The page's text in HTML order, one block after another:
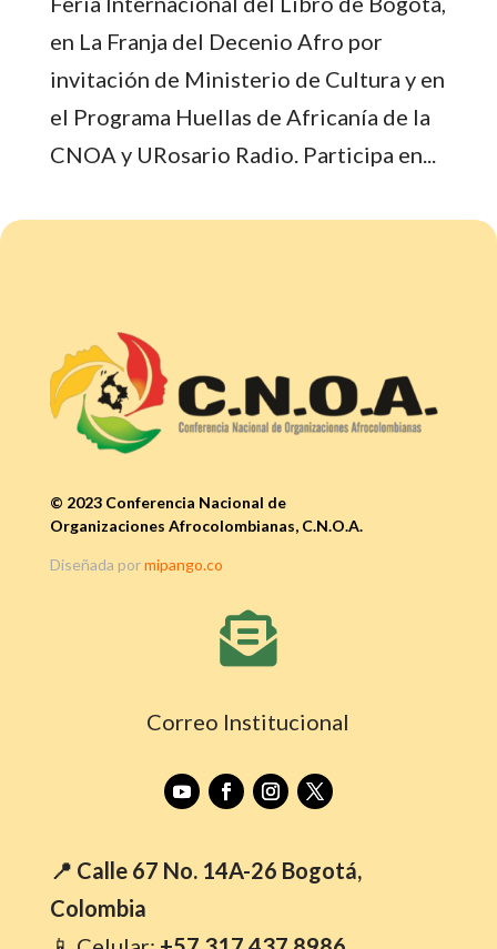
en La Franja del Decenio Afro por
invitación de Ministerio de Cultura y en
el Programa Huellas de Africanía de la
CNOA y URosario Radio. Participa en...
© 2023 Conferencia Nacional de
Organizaciones Afrocolombianas, C.N.O.A.
Diseñada pormipango.co

Correo Institucional
📍 Calle 67 No. 14A-26 Bogotá,
Colombia